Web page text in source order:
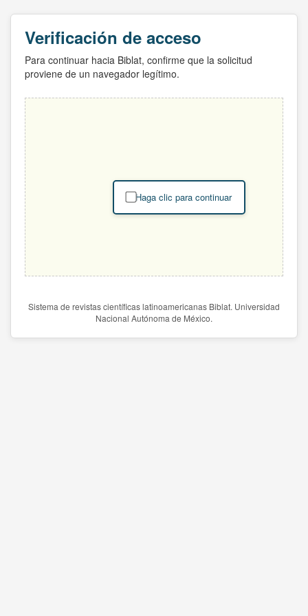
Verificación de acceso
Para continuar hacia Biblat, confirme que la solicitud
proviene de un navegador legítimo.
Haga clic para continuar
Sistema de revistas científicas latinoamericanas Biblat. Universidad
Nacional Autónoma de México.